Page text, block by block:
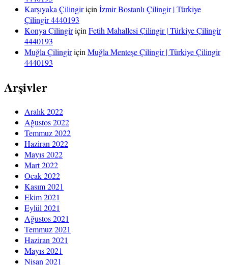
Karşıyaka Çilingiriçin İzmir Bostanlı Çilingir | Türkiye
Çilingir 4440193
Konya Çilingiriçin Fetih Mahallesi Çilingir | Türkiye Çilingir
4440193
Muğla Çilingiriçin Muğla Menteşe Çilingir | Türkiye Çilingir
4440193
Arşivler
Aralık 2022
Ağustos 2022
Temmuz 2022
Haziran 2022
Mayıs 2022
Mart 2022
Ocak 2022
Kasım 2021
Ekim 2021
Eylül 2021
Ağustos 2021
Temmuz 2021
Haziran 2021
Mayıs 2021
Nisan 2021